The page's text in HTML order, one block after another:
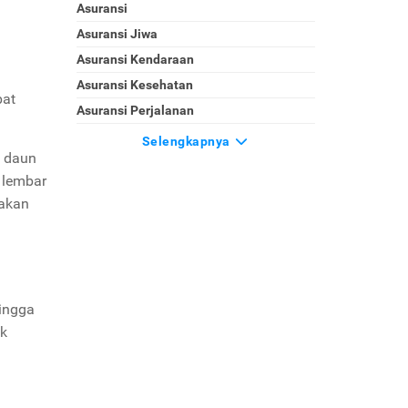
Asuransi
Asuransi Jiwa
Asuransi Kendaraan
Asuransi Kesehatan
Asuransi Perjalanan
Selengkapnya